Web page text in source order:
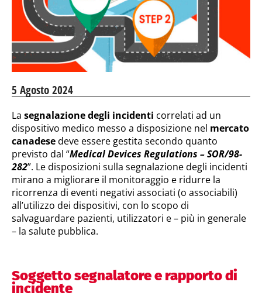
5 Agosto 2024
La segnalazione degli incidenti correlati ad un
dispositivo medico messo a disposizione nel mercato
canadesedeve essere gestita secondo quanto
previsto dal “Medical Devices Regulations – SOR/98-
282”. Le disposizioni sulla segnalazione degli incidenti
mirano a migliorare il monitoraggio e ridurre la
ricorrenza di eventi negativi associati (o associabili)
all’utilizzo dei dispositivi, con lo scopo di
salvaguardare pazienti, utilizzatori e – più in generale
– la salute pubblica.
Soggetto segnalatore e rapporto di
incidente